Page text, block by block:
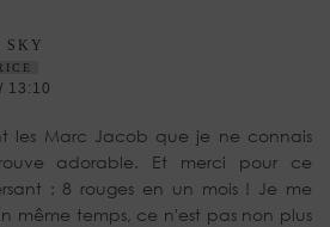
SKY
13:10
les Marc Jacob que je ne connais
adorable. Et merci pour ce
: 8 rouges en un mois ! Je me
même temps, ce n'est pas non plus